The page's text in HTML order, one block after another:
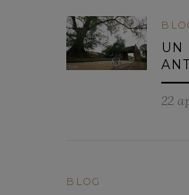
UN
22
BLOG